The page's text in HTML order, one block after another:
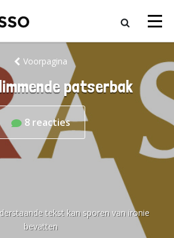
Voorpagina
patserbak
8 reacties
tekst kan sporen van ironie
bevatten